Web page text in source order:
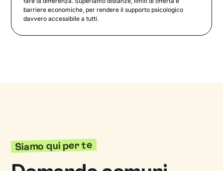
barriere economiche, per rendere il supporto psicologico
davvero accessibile a tutti.
Siamo qui per te